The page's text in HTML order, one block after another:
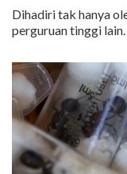
Dihadiri tak hanya
perguruan tinggi lain.